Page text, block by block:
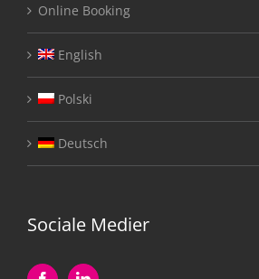
Online Booking
English
Polski
Deutsch
Sociale Medier